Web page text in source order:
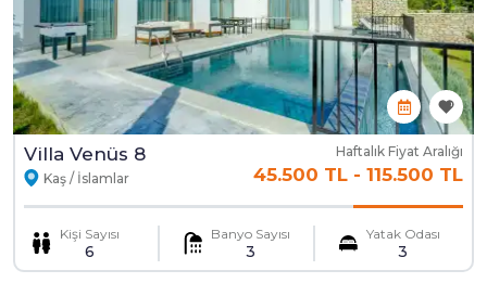
Villa Venüs 8
Kaş / İslamlar
Haftalık Fiyat Aralığı
45.500 TL - 115.500 TL
Kişi Sayısı
6
Banyo Sayısı
3
Yatak Odası
3